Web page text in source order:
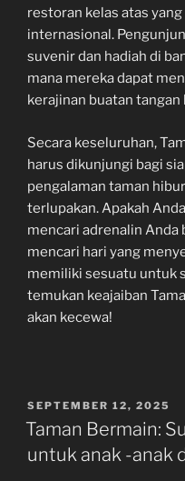
restoran kelas atas
internasional.
suvenir dan hadiah di
mana mereka dapat
kerajinan buatan tangan
Secara keseluruhan,
harus dikunjungi bagi
pengalaman taman
terlupakan. Apakah
mencari adrenalin Anda
mencari hari yang
memiliki sesuatu untuk
temukan keajaiban
akan kecewa!
POSTED
ON
SEPTEMBER 12, 2025
Taman Bermain:
untuk anak -anak